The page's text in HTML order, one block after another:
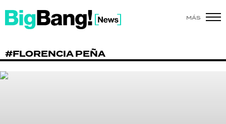
MÁS
#FLORENCIA PEÑA
SHOW
POLÍTICA